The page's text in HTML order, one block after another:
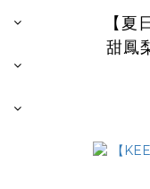
【
甜鳳
格鯊
旺】